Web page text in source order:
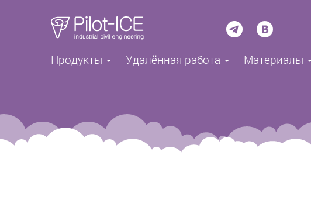
Продукты Удалённая работа Материалы